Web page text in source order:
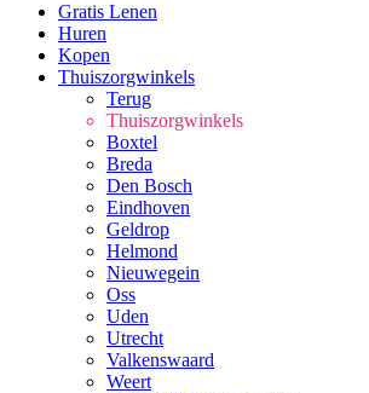
Gratis Lenen
Huren
Kopen
Thuiszorgwinkels
Terug
Thuiszorgwinkels
Boxtel
Breda
Den Bosch
Eindhoven
Geldrop
Helmond
Nieuwegein
Oss
Uden
Utrecht
Valkenswaard
Weert